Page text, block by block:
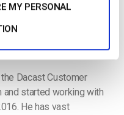
MY PERSONAL
Dacast Customer
and started working with
He has vast